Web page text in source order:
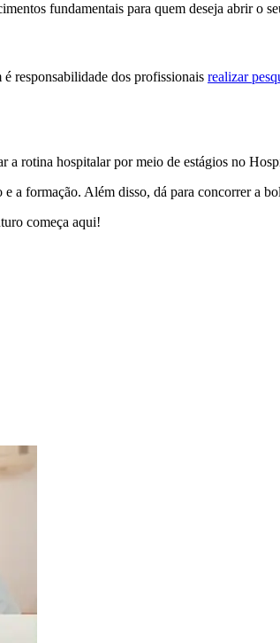
fundamentais para quem deseja abrir o
responsabilidade dos profissionais realizar
a rotina hospitalar por meio de estágios no
a formação. Além disso, dá para concorrer a
começa aqui!